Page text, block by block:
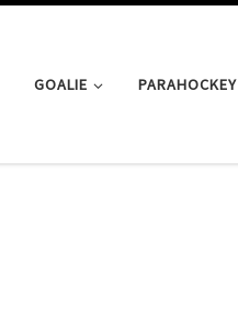
GOALIE PARAHOCKEY